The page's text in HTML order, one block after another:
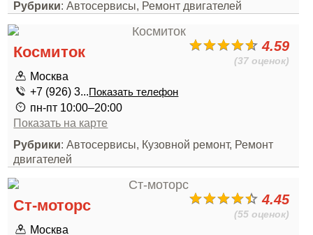
Рубрики: Автосервисы, Ремонт двигателей
4.59
(37 оценок)
Космиток
Москва
+7 (926) 3...Показать телефон
пн-пт 10:00–20:00
Показать на карте
Рубрики: Автосервисы, Кузовной ремонт, Ремонт
двигателей
4.45
(55 оценок)
Ст-моторс
Москва